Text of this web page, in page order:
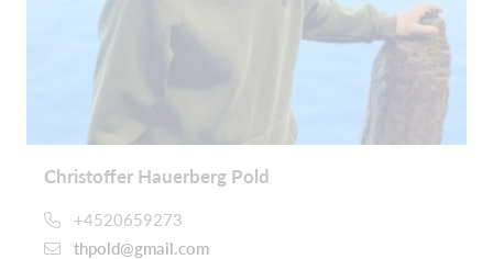
Christoffer Hauerberg Pold
+4520659273
thpold@gmail.com